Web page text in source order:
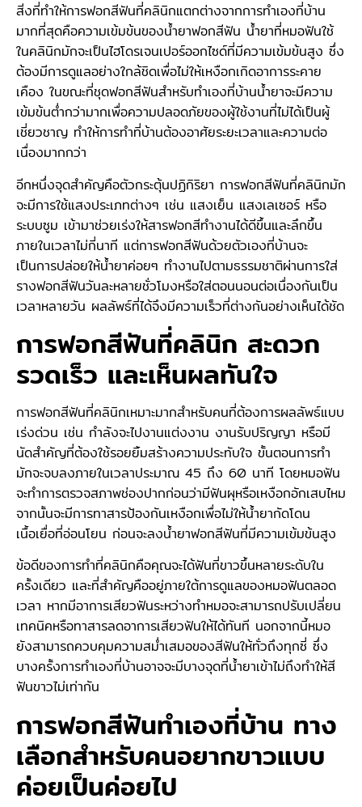
สิ่งที่ทำให้การฟอกสีฟันที่คลินิกแตกต่างจากการทำเองที่บ้าน
มากที่สุดคือความเข้มข้นของน้ำยาฟอกสีฟัน น้ำยาที่หมอฟันใช้
ในคลินิกมักจะเป็นไฮโดรเจนเปอร์ออกไซด์ที่มีความเข้มข้นสูง ซึ่ง
ต้องมีการดูแลอย่างใกล้ชิดเพื่อไม่ให้เหงือกเกิดอาการระคาย
เคือง ในขณะที่ชุดฟอกสีฟันสำหรับทำเองที่บ้านน้ำยาจะมีความ
เข้มข้นต่ำกว่ามากเพื่อความปลอดภัยของผู้ใช้งานที่ไม่ได้เป็นผู้
เชี่ยวชาญ ทำให้การทำที่บ้านต้องอาศัยระยะเวลาและความต่อ
เนื่องมากกว่า
อีกหนึ่งจุดสำคัญคือตัวกระตุ้นปฏิกิริยา การฟอกสีฟันที่คลินิกมัก
จะมีการใช้แสงประเภทต่างๆ เช่น แสงเย็น แสงเลเซอร์ หรือ
ระบบซูม เข้ามาช่วยเร่งให้สารฟอกสีทำงานได้ดีขึ้นและลึกขึ้น
ภายในเวลาไม่กี่นาที แต่การฟอกสีฟันด้วยตัวเองที่บ้านจะ
เป็นการปล่อยให้น้ำยาค่อยๆ ทำงานไปตามธรรมชาติผ่านการใส่
รางฟอกสีฟันวันละหลายชั่วโมงหรือใส่ตอนนอนต่อเนื่องกันเป็น
เวลาหลายวัน ผลลัพธ์ที่ได้จึงมีความเร็วที่ต่างกันอย่างเห็นได้ชัด
การฟอกสีฟันที่คลินิก สะดวก
รวดเร็ว และเห็นผลทันใจ
การฟอกสีฟันที่คลินิกเหมาะมากสำหรับคนที่ต้องการผลลัพธ์แบบ
เร่งด่วน เช่น กำลังจะไปงานแต่งงาน งานรับปริญญา หรือมี
นัดสำคัญที่ต้องใช้รอยยิ้มสร้างความประทับใจ ขั้นตอนการทำ
มักจะจบลงภายในเวลาประมาณ 45 ถึง 60 นาที โดยหมอฟัน
จะทำการตรวจสภาพช่องปากก่อนว่ามีฟันผุหรือเหงือกอักเสบไหม
จากนั้นจะมีการทาสารป้องกันเหงือกเพื่อไม่ให้น้ำยากัดโดน
เนื้อเยื่อที่อ่อนโยน ก่อนจะลงน้ำยาฟอกสีฟันที่มีความเข้มข้นสูง
ข้อดีของการทำที่คลินิกคือคุณจะได้ฟันที่ขาวขึ้นหลายระดับใน
ครั้งเดียว และที่สำคัญคืออยู่ภายใต้การดูแลของหมอฟันตลอด
เวลา หากมีอาการเสียวฟันระหว่างทำหมอจะสามารถปรับเปลี่ยน
เทคนิคหรือทาสารลดอาการเสียวฟันให้ได้ทันที นอกจากนี้หมอ
ยังสามารถควบคุมความสม่ำเสมอของสีฟันให้ทั่วถึงทุกซี่ ซึ่ง
บางครั้งการทำเองที่บ้านอาจจะมีบางจุดที่น้ำยาเข้าไม่ถึงทำให้สี
ฟันขาวไม่เท่ากัน
การฟอกสีฟันทำเองที่บ้าน ทาง
เลือกสำหรับคนอยากขาวแบบ
ค่อยเป็นค่อยไป